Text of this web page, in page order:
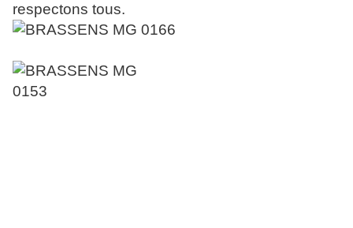
respectons tous.